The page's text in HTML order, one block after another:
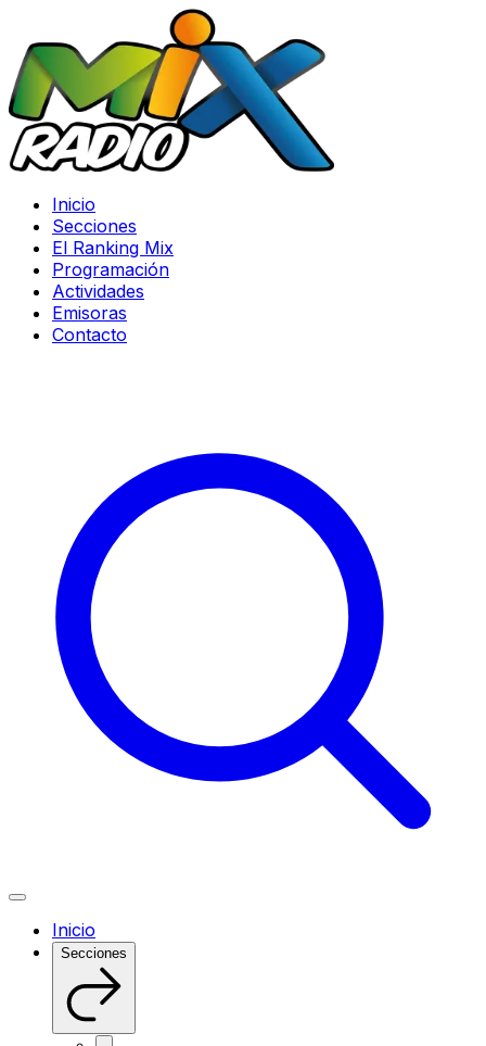
Inicio
Secciones
El Ranking Mix
Programación
Actividades
Emisoras
Contacto
Inicio
Secciones